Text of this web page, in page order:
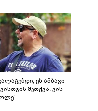
ეს ამბავი
მეთქვა, ვის